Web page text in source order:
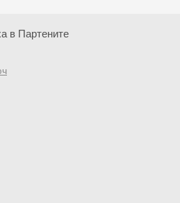
в Партените
−5%
Оставь почту и получи
первое бронирование!